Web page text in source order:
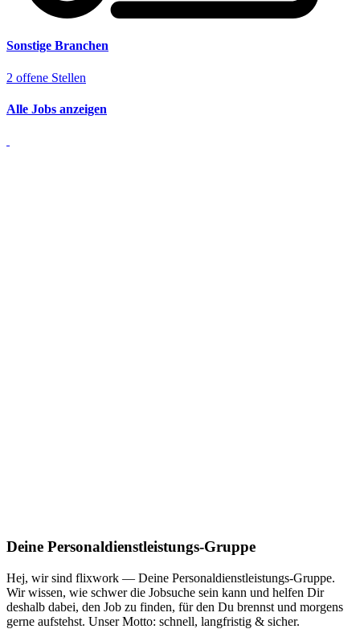
Sonstige Branchen
2 offene Stellen
Alle Jobs anzeigen
Deine Personaldienstleistungs-Gruppe
Hej, wir sind flixwork — Deine Personaldienstleistungs-Gruppe.
Wir wissen, wie schwer die Jobsuche sein kann und helfen Dir
deshalb dabei, den Job zu finden, für den Du brennst und morgens
gerne aufstehst. Unser Motto: schnell, langfristig & sicher.